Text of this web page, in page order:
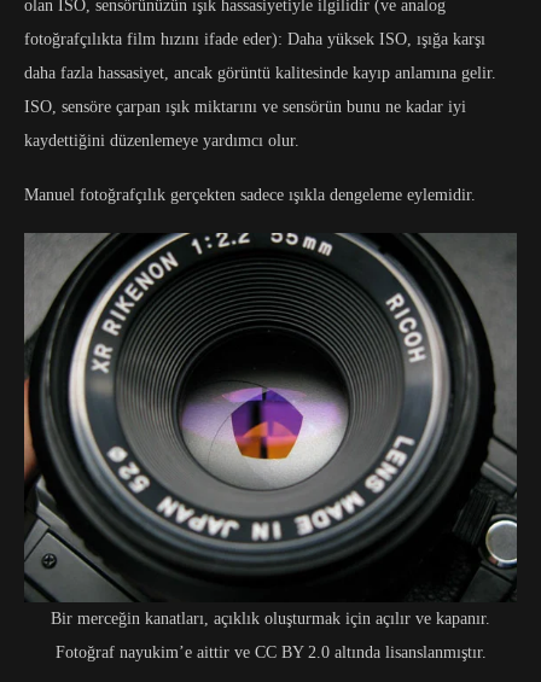
olan ISO, sensörünüzün ışık hassasiyetiyle ilgilidir (ve analog
fotoğrafçılıkta film hızını ifade eder): Daha yüksek ISO, ışığa karşı
daha fazla hassasiyet, ancak görüntü kalitesinde kayıp anlamına gelir.
ISO, sensöre çarpan ışık miktarını ve sensörün bunu ne kadar iyi
kaydettiğini düzenlemeye yardımcı olur.
Manuel fotoğrafçılık gerçekten sadece ışıkla dengeleme eylemidir.
Bir merceğin kanatları, açıklık oluşturmak için açılır ve kapanır.
Fotoğraf nayukim’e aittir ve CC BY 2.0 altında lisanslanmıştır.